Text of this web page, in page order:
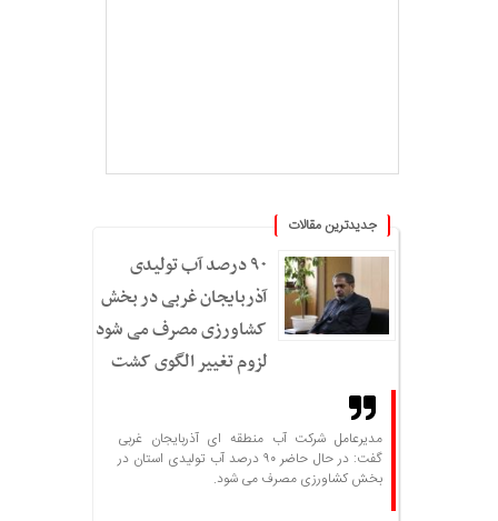
جدیدترین مقالات
۹۰ درصد آب تولیدی
آذربایجان غربی در بخش
کشاورزی مصرف می شود؛
لزوم تغییر الگوی کشت
مدیرعامل شرکت آب منطقه ای آذربایجان غربی
گفت: در حال حاضر ۹۰ درصد آب تولیدی استان در
بخش کشاورزی مصرف می شود.